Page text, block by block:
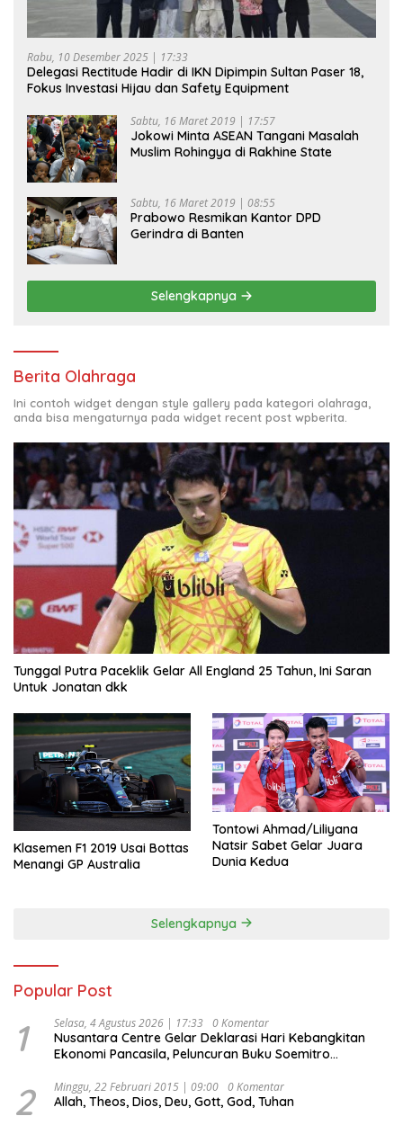
Rabu, 10 Desember 2025 | 17:33
Delegasi Rectitude Hadir di IKN Dipimpin Sultan Paser 18,
Fokus Investasi Hijau dan Safety Equipment
Sabtu, 16 Maret 2019 | 17:57
Jokowi Minta ASEAN Tangani Masalah
Muslim Rohingya di Rakhine State
Sabtu, 16 Maret 2019 | 08:55
Prabowo Resmikan Kantor DPD
Gerindra di Banten
Selengkapnya
Berita Olahraga
Ini contoh widget dengan style gallery pada kategori olahraga,
anda bisa mengaturnya pada widget recent post wpberita.
Tunggal Putra Paceklik Gelar All England 25 Tahun, Ini Saran
Untuk Jonatan dkk
Klasemen F1 2019 Usai Bottas
Menangi GP Australia
Tontowi Ahmad/Liliyana
Natsir Sabet Gelar Juara
Dunia Kedua
Selengkapnya
Popular Post
1 Selasa, 4 Agustus 2026 | 17:33 0 Komentar
Nusantara Centre Gelar Deklarasi Hari Kebangkitan
Ekonomi Pancasila, Peluncuran Buku Soemitro
Ekonomi Politik Indonesia) & Simposium Nasional
“Urgensi Undang-Undang Perekonomian Nasional dan
2 Minggu, 22 Februari 2015 | 09:00 0 Komentar
Allah, Theos, Dios, Deu, Gott, God, Tuhan